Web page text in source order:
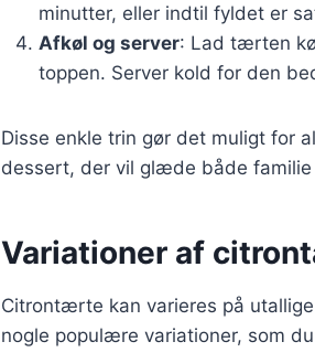
minutter, eller indtil fyldet er
Afkøl og server: Lad tærten
toppen. Server kold for den
Disse enkle trin gør det muligt for
dessert, der vil glæde både
Variationer af
Citrontærte kan varieres på
nogle populære variationer, som